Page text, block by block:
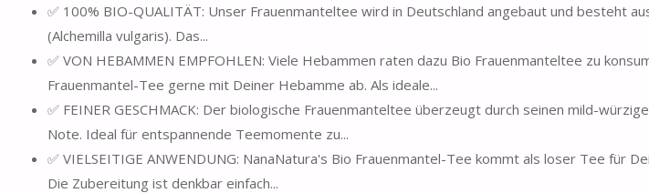
✅ 100% BIO-QUALITÄT: Unser Frauenmanteltee wird in Deutschland angebaut und besteht
(Alchemilla vulgaris). Das...
✅ VON HEBAMMEN EMPFOHLEN: Viele Hebammen raten dazu Bio Frauenmanteltee zu
Frauenmantel-Tee gerne mit Deiner Hebamme ab. Als ideale...
✅ FEINER GESCHMACK: Der biologische Frauenmanteltee überzeugt durch seinen mild-
Note. Ideal für entspannende Teemomente zu...
✅ VIELSEITIGE ANWENDUNG: NanaNatura's Bio Frauenmantel-Tee kommt als loser Tee für
Die Zubereitung ist denkbar einfach...